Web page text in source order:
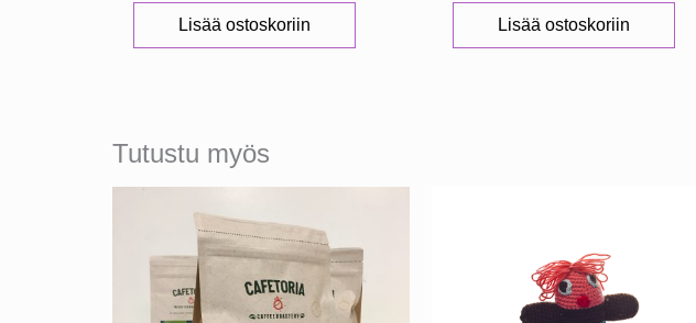
Lisää ostoskoriin Lisää ostoskoriin
Tutustu myös